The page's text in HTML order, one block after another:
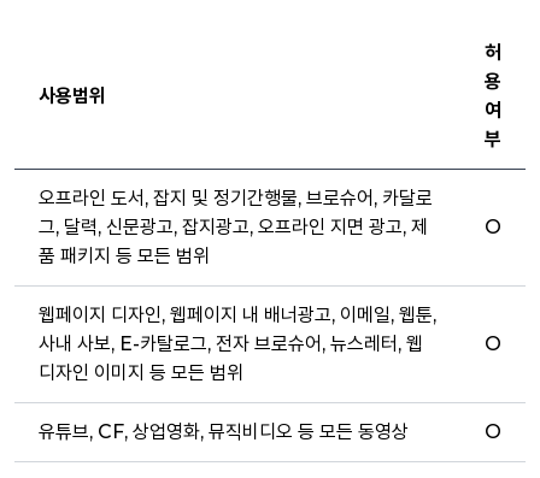
사용범위
허
용
여
부
오프라인 도서, 잡지 및 정기간행물, 브로슈어, 카달로
그, 달력, 신문광고, 잡지광고, 오프라인 지면 광고, 제
품 패키지 등 모든 범위
O
웹페이지 디자인, 웹페이지 내 배너광고, 이메일, 웹툰,
사내 사보, E-카탈로그, 전자 브로슈어, 뉴스레터, 웹
디자인 이미지 등 모든 범위
O
유튜브, CF, 상업영화, 뮤직비디오 등 모든 동영상 O